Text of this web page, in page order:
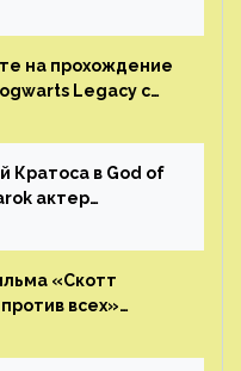
наград
на прохождение
Legacy с
показала первые
своего труда
Кратоса в God of
актер
войны«Скотт
всех»